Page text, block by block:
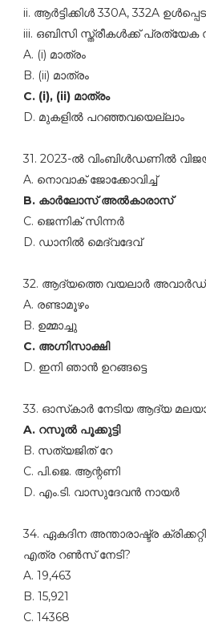
ii. ആര്‍ട്ടിക്കിള്‍ 330A, 332A
iii. ഒബിസി സ്ത്രീകള്‍ക്ക്‌
A. (i) മാത്രം
B. (ii) മാത്രം
C. (i), (ii) മാത്രം
D. മുകളില്‍ പറഞ്ഞവയെല്ലാം
31. 2023-ല്‍ വിംബിള്‍ഡണില്‍
A. നൊവാക്‌ ജോക്കോവിച്ച്‌
B. കാര്‍ലോസ്‌ അല്‍കാരാസ്‌
C. ജെന്നിക്‌ സിന്നര്‍
D. ഡാനില്‍ മെദ്‌വദേവ്‌
32. ആദ്യത്തെ വയലാര്‍ അവാര്‍ഡ്‌
A. രണ്ടാമൂഴം
B. ഉമ്മാച്ചു
C. അഗ്നിസാക്ഷി
D. ഇനി ഞാന്‍ ഉറങ്ങട്ടെ
33. ഓസ്‌കാര്‍ നേടിയ ആദ്യ
A. റസൂല്‍ പൂക്കുട്ടി
B. സത്യജിത് റേ
C. പി.ജെ. ആന്റണി
D. എം.ടി. വാസുദേവന്‍ നായര്‍
34. ഏകദിന അന്താരാഷ്ട്ര
എത്ര റണ്‍സ്‌ നേടി?
A. 19,463
B. 15,921
C. 14368